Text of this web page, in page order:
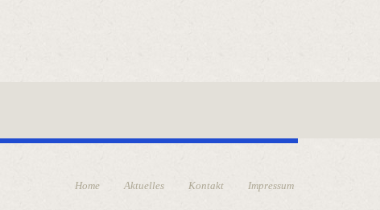
Home Aktuelles Kontakt Impressum